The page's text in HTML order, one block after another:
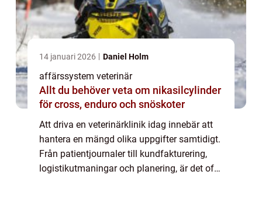
14 januari 2026 Daniel Holm
affärssystem veterinär
Allt du behöver veta om nikasilcylinder
för cross, enduro och snöskoter
Att driva en veterinärklinik idag innebär att
hantera en mängd olika uppgifter samtidigt.
Från patientjournaler till kundfakturering,
logistikutmaningar och planering, är det ofta